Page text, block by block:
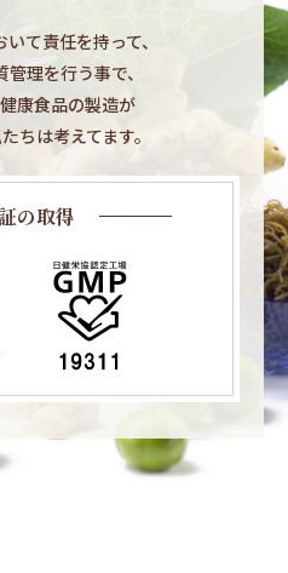
て責任を持って、​
理を行う事で、​
康食品の製造が​
ちは考えてます。​
の取得